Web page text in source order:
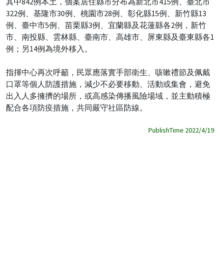
322例、基隆市30例、桃園市28例、彰化縣15例、新竹縣13
例、臺中市5例、苗栗縣3例、宜蘭縣及花蓮縣各2例，新竹
市、南投縣、雲林縣、臺南市、高雄市、屏東縣及臺東縣各1
例；另14例為境外移入。
指揮中心再次呼籲，民眾應落實手部衛生、咳嗽禮節及佩戴
口罩等個人防護措施，減少不必要移動、活動或集會，避免
出入人多擁擠的場所，或高感染傳播風險場域，並主動積極
配合各項防疫措施，共同嚴守社區防線。
PublishTime 2022/4/19